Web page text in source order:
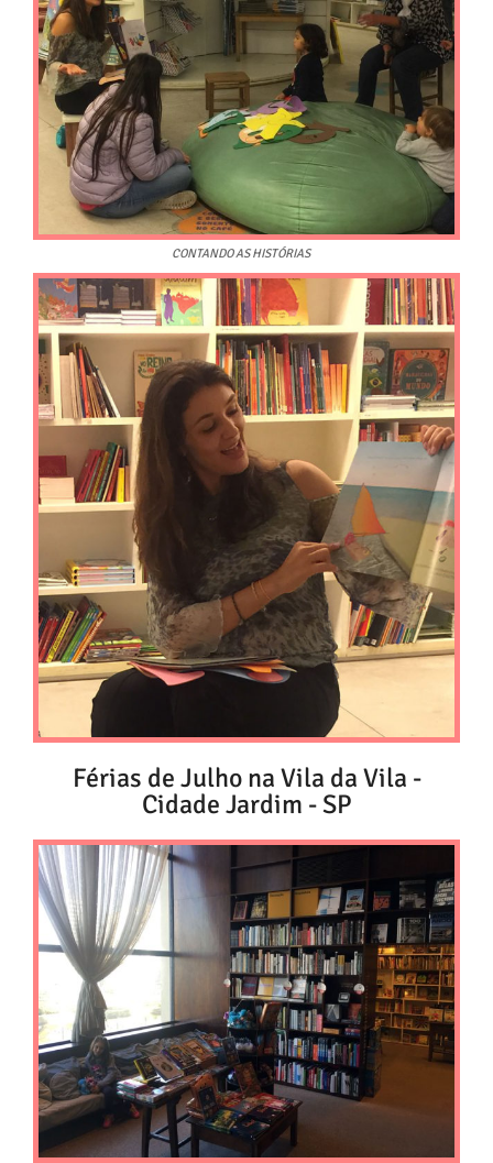
CONTANDO AS HISTÓRIAS
Férias de Julho na Vila da Vila -
Cidade Jardim - SP